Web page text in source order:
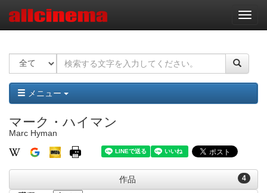
ナ
ビ
ー
ョ
ン
メニュー
マーク・ハイマン
Marc Hyman
4
作品